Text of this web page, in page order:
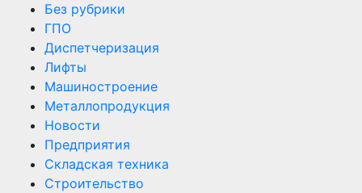
Без рубрики
ГПО
Диспетчеризация
Лифты
Машиностроение
Металлопродукция
Новости
Предприятия
Складская техника
Строительство